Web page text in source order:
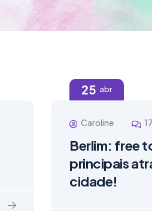
25 abr
Caroline
Berlim: free
principais
cidade!